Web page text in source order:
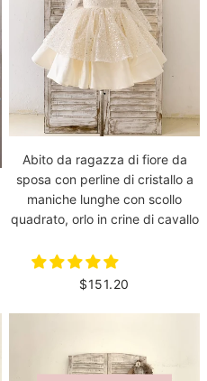
Abito da ragazza di fiore da
sposa con perline di cristallo a
maniche lunghe con scollo
quadrato, orlo in crine di cavallo
$151.20